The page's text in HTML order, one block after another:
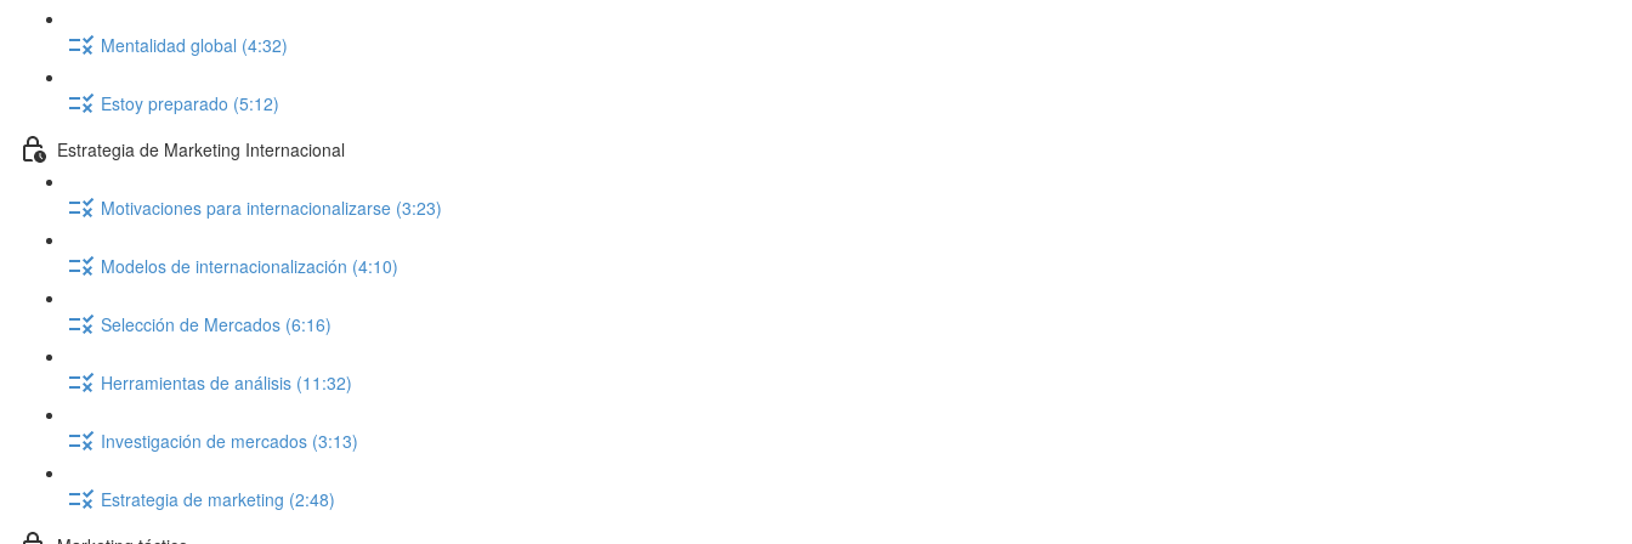
Mentalidad global (4:32)
Estoy preparado (5:12)
Estrategia de Marketing Internacional
Motivaciones para internacionalizarse (3:23)
Modelos de internacionalización (4:10)
Selección de Mercados (6:16)
Herramientas de análisis (11:32)
Investigación de mercados (3:13)
Estrategia de marketing (2:48)